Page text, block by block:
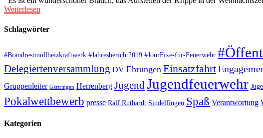
Weiterlesen
Schlagwörter
#Brandrestmüllheizkraftwerk #Jahresbericht2019 #JourFixe-für-Feuerwehr
Delegiertenversammlung DV Ehrungen Einsatzfahrt
Gruppenleiter Gärtringen Herrenberg JugendJugendfeuerwehr
Pokalwettbewerb presse Ralf Ruthardt Sindelfingen Spaß Verantwortung
Kategorien